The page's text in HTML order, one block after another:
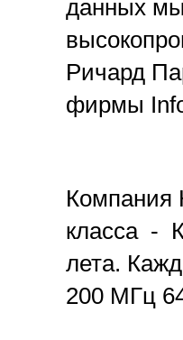
данных
Ричард
фирмы
Компания
класса -
лета.
200 МГц